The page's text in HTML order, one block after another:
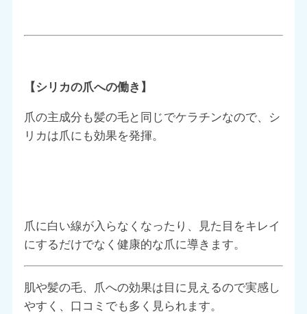
【シリカの爪への働き】
爪の主成分も髪の毛と同じでケラチンなので、シ
リカは爪にも効果を発揮。
爪に白い線が入らなくなったり、見た目をキレイ
にするだけでなく健康的な爪に導きます。
肌や髪の毛、爪への効果は目に見えるので実感し
やすく、口コミでも多く見られます。